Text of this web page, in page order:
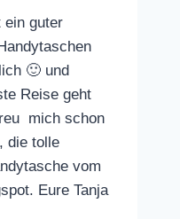
ein guter
🙂 und
Reise geht
mich schon
die tolle
vom
Eure Tanja